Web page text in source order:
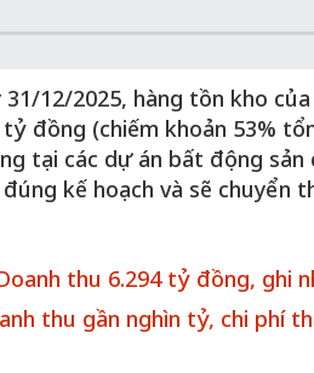
12/2025, hàng tồn kho
đồng (chiếm khoản 53%
tại các dự án bất động sản
kế hoạch và sẽ chuyển
thu 6.294 tỷ đồng, ghi
thu gần nghìn tỷ, chi phí